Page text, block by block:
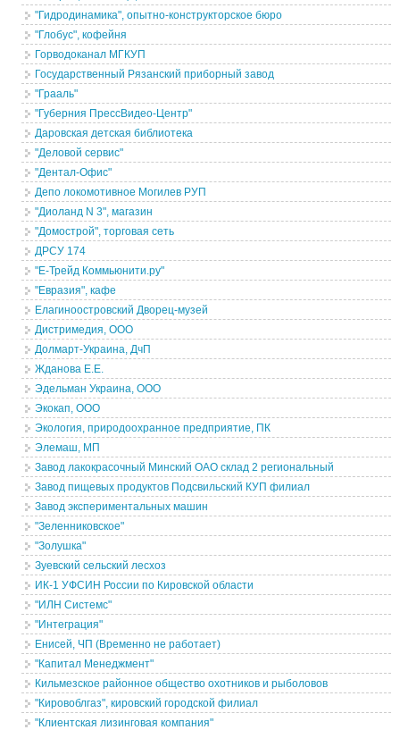
"Гидродинамика", опытно-конструкторское бюро
"Глобус", кофейня
Горводоканал МГКУП
Государственный Рязанский приборный завод
"Грааль"
"Губерния ПрессВидео-Центр"
Даровская детская библиотека
"Деловой сервис"
"Дентал-Офис"
Депо локомотивное Могилев РУП
"Диоланд N 3", магазин
"Домострой", торговая сеть
ДРСУ 174
"Е-Трейд Коммьюнити.ру"
"Евразия", кафе
Елагиноостровский Дворец-музей
Дистримедия, ООО
Долмарт-Украина, ДчП
Жданова Е.Е.
Эдельман Украина, ООО
Экокап, ООО
Экология, природоохранное предприятие, ПК
Элемаш, МП
Завод лакокрасочный Минский ОАО склад 2 региональный
Завод пищевых продуктов Подсвильский КУП филиал
Завод экспериментальных машин
"Зеленниковское"
"Золушка"
Зуевский сельский лесхоз
ИК-1 УФСИН России по Кировской области
"ИЛН Системс"
"Интеграция"
Енисей, ЧП (Временно не работает)
"Капитал Менеджмент"
Кильмезское районное общество охотников и рыболовов
"Кировоблгаз", кировский городской филиал
"Клиентская лизинговая компания"